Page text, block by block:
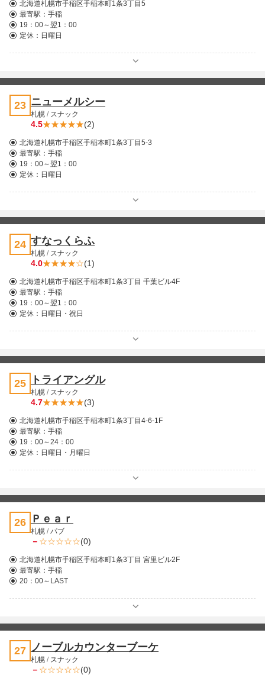
北海道札幌市手稲区手稲本町1条3丁目5
最寄駅： 手稲
19：00～翌1：00
定休：日曜日
23 ニューメルシー
札幌 / スナック
4.5 (2)
北海道札幌市手稲区手稲本町1条3丁目5-3
最寄駅： 手稲
19：00～翌1：00
定休：日曜日
24 すなっくらふ
札幌 / スナック
4.0 (1)
北海道札幌市手稲区手稲本町1条3丁目 千葉ビル4F
最寄駅： 手稲
19：00～翌1：00
定休：日曜日・祝日
25 トライアングル
札幌 / スナック
4.7 (3)
北海道札幌市手稲区手稲本町1条3丁目4-6-1F
最寄駅： 手稲
19：00～24：00
定休：日曜日・月曜日
26 Ｐｅａｒ
札幌 /パブ
－ (0)
北海道札幌市手稲区手稲本町1条3丁目 宮里ビル2F
最寄駅： 手稲
20：00～LAST
27 ノーブルカウンターブーケ
札幌 / スナック
－ (0)